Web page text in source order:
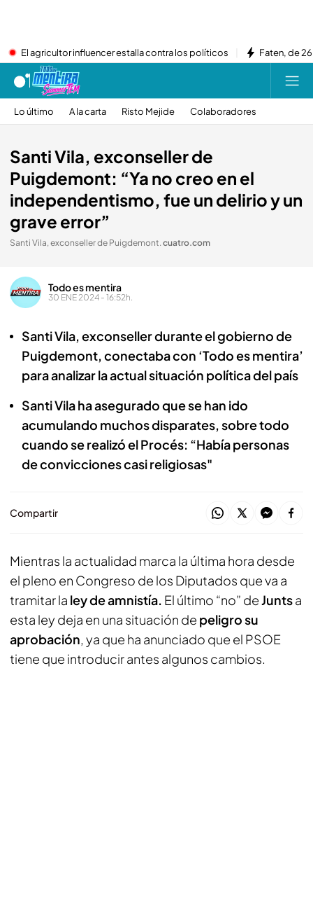
El agricultor influencer estalla contra los políticos Faten, de
Lo último A la carta Risto Mejide Colaboradores
Santi Vila, exconseller de
Puigdemont: “Ya no creo en el
independentismo, fue un delirio y un
grave error”
Santi Vila, exconseller de Puigdemont.cuatro.com
Todo es mentira
30 ENE 2024 - 16:52h.
Santi Vila, exconseller durante el gobierno de
Puigdemont, conectaba con ‘Todo es mentira’
para analizar la actual situación política del país
Santi Vila ha asegurado que se han ido
acumulando muchos disparates, sobre todo
cuando se realizó el Procés: “Había personas
de convicciones casi religiosas"
Compartir
Mientras la actualidad marca la última hora desde
el pleno en Congreso de los Diputados que va a
tramitar la ley de amnistía. El último “no” deJuntsa
esta ley deja en una situación de peligro su
aprobación, ya que ha anunciado que el PSOE
tiene que introducir antes algunos cambios.